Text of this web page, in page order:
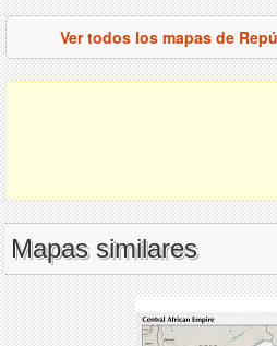
Ver todos los mapas de
Mapas similares